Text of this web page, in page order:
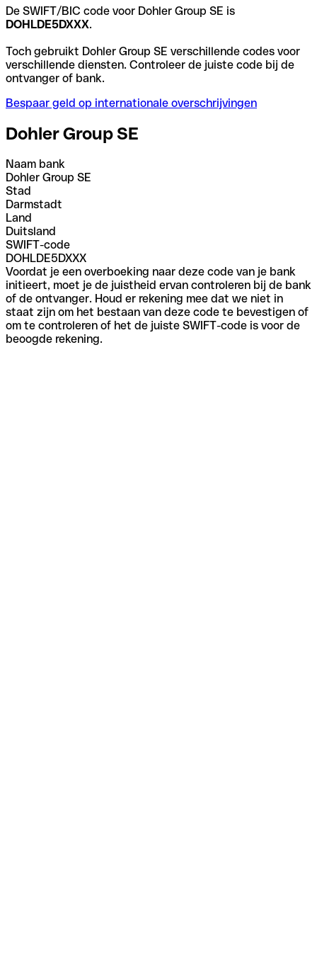
De SWIFT/BIC code voor Dohler Group SE is
DOHLDE5DXXX.
Toch gebruikt Dohler Group SE verschillende codes voor
verschillende diensten. Controleer de juiste code bij de
ontvanger of bank.
Bespaar geld op internationale overschrijvingen
Dohler Group SE
Naam bank
Dohler Group SE
Stad
Darmstadt
Land
Duitsland
SWIFT-code
DOHLDE5DXXX
Voordat je een overboeking naar deze code van je bank
initieert, moet je de juistheid ervan controleren bij de bank
of de ontvanger. Houd er rekening mee dat we niet in
staat zijn om het bestaan van deze code te bevestigen of
om te controleren of het de juiste SWIFT-code is voor de
beoogde rekening.